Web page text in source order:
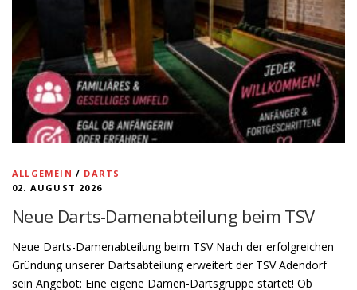
ALLGEMEIN / DARTS
02. AUGUST 2026
Neue Darts-Damenabteilung beim TSV
Neue Darts-Damenabteilung beim TSV Nach der erfolgreichen
Gründung unserer Dartsabteilung erweitert der TSV Adendorf
sein Angebot: Eine eigene Damen-Dartsgruppe startet! Ob